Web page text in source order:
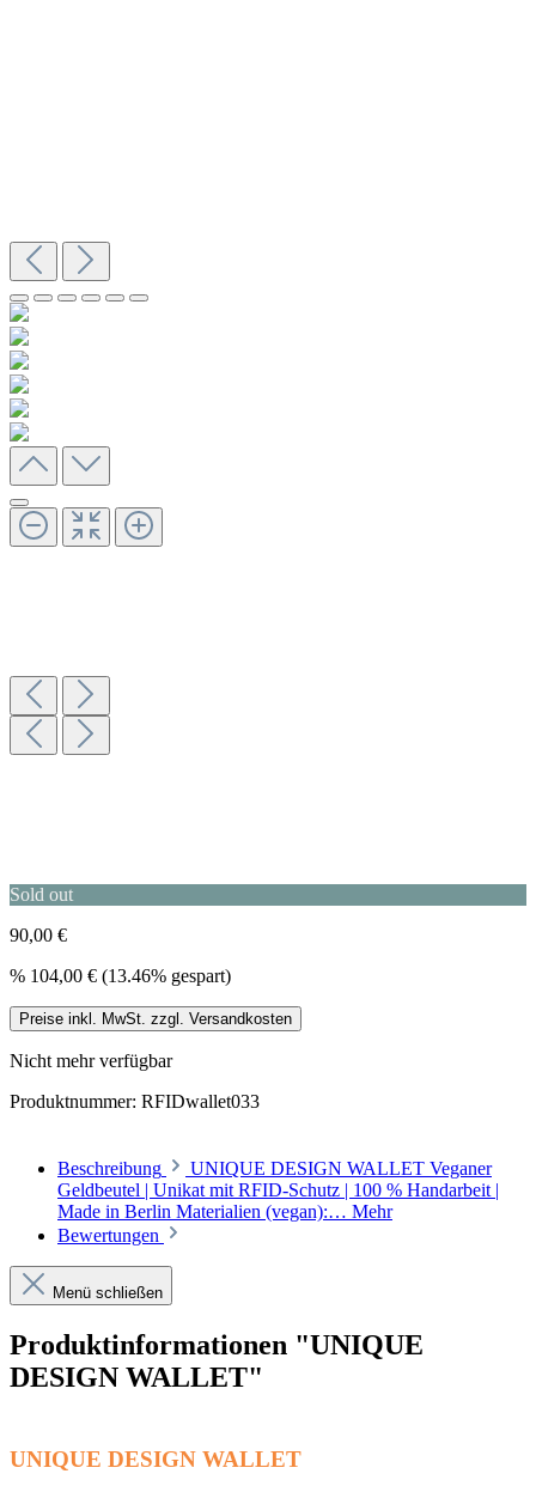
Sold out
90,00 €
% 104,00 € (13.46% gespart)
Preise inkl. MwSt. zzgl. Versandkosten
Nicht mehr verfügbar
Produktnummer: RFIDwallet033
Beschreibung
UNIQUE DESIGN WALLET Veganer
Geldbeutel | Unikat mit RFID-Schutz | 100 % Handarbeit |
Made in Berlin Materialien (vegan):… Mehr
Bewertungen
Menü schließen
Produktinformationen "UNIQUE
DESIGN WALLET"
UNIQUE DESIGN WALLET